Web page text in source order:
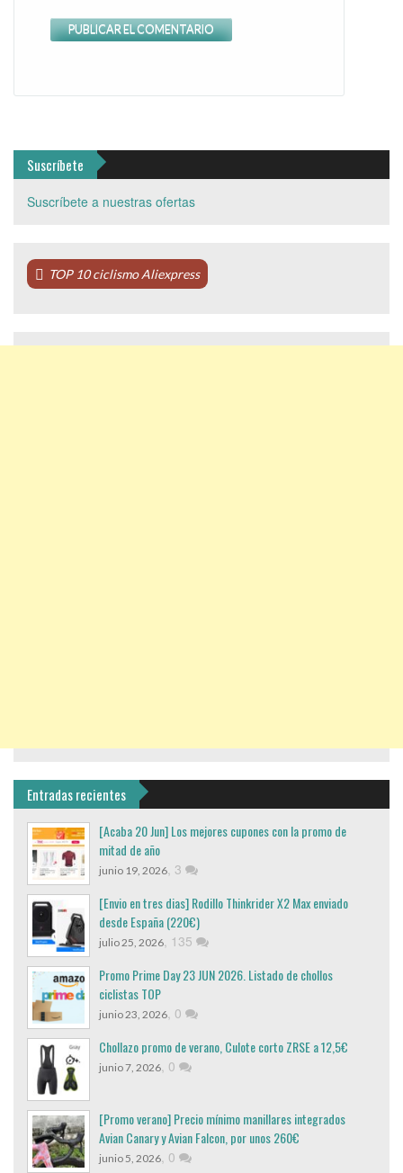
Suscríbete
Suscríbete a nuestras ofertas
TOP 10 ciclismo Aliexpress
Entradas recientes
[Acaba 20 Jun] Los mejores cupones con la promo de
mitad de año
junio 19, 2026, 3
[Envio en tres dias] Rodillo Thinkrider X2 Max enviado
desde España (220€)
julio 25, 2026, 135
Promo Prime Day 23 JUN 2026. Listado de chollos
ciclistas TOP
junio 23, 2026, 0
Chollazo promo de verano, Culote corto ZRSE a 12,5€
junio 7, 2026, 0
[Promo verano] Precio mínimo manillares integrados
Avian Canary y Avian Falcon, por unos 260€
junio 5, 2026, 0